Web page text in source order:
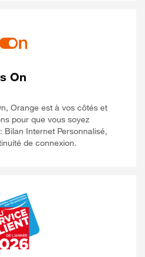
On
Orange est à vos côtés et
pour que vous soyez
Internet Personnalisé,
de connexion.